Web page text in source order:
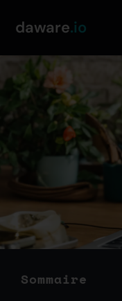
daware.io
Sommaire